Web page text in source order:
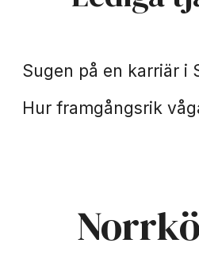
Sugen på en karriär i
Praktik
Hur framgångsrik